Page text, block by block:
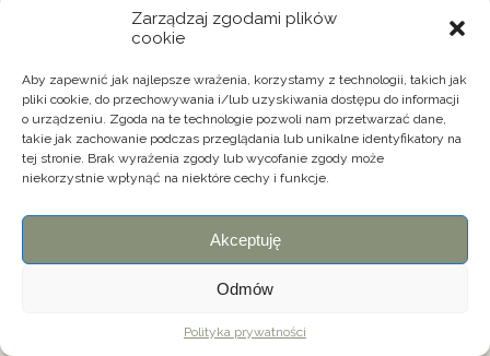
Zarządzaj zgodami plików
cookie
Aby zapewnić jak najlepsze wrażenia, korzystamy z technologii, takich jak
pliki cookie, do przechowywania i/lub uzyskiwania dostępu do informacji
o urządzeniu. Zgoda na te technologie pozwoli nam przetwarzać dane,
takie jak zachowanie podczas przeglądania lub unikalne identyfikatory na
tej stronie. Brak wyrażenia zgody lub wycofanie zgody może
niekorzystnie wpłynąć na niektóre cechy i funkcje.
Akceptuję
Odmów
Polityka prywatności